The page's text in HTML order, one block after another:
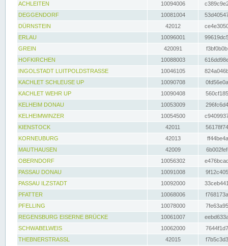
ACHLEITEN
10094006
DEGGENDORF
10081004
DÜRNSTEIN
42012
ERLAU
10096001
GREIN
420091
HOFKIRCHEN
10088003
INGOLSTADT LUITPOLDSTRASSE
10046105
KACHLET SCHLEUSE UP
10090708
KACHLET WEHR UP
10090408
KELHEIM DONAU
10053009
KELHEIMWINZER
10054500
KIENSTOCK
42011
KORNEUBURG
42013
MAUTHAUSEN
42009
OBERNDORF
10056302
PASSAU DONAU
10091008
PASSAU ILZSTADT
10092000
PFATTER
10068006
PFELLING
10078000
REGENSBURG EISERNE BRÜCKE
10061007
SCHWABELWEIS
10062000
THEBNERSTRASSL
42015